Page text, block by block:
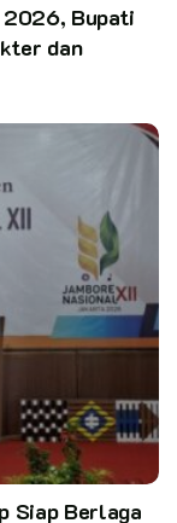
Bimtek asal
ini seru dan
serta
masing.
karena
udah ahli di
ujarnya.
penting sekali
bimtek ini juga
mengenal apa
hebat
2026, Bupati
dan
Siap Berlaga